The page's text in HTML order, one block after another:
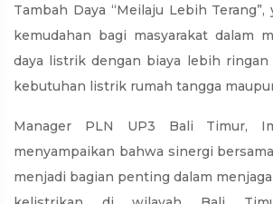
Tambah Daya “Meilaju Lebih
kemudahan bagi masyarakat dalam
daya listrik dengan biaya lebih ringan
kebutuhan listrik rumah tangga
Manager PLN UP3 Bali Timur,
menyampaikan bahwa sinergi
menjadi bagian penting dalam